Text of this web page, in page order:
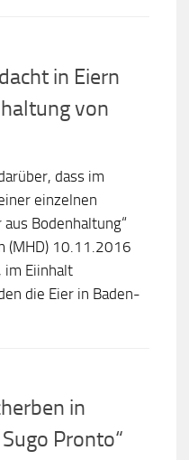
in Eiern
von
dass im
einzelnen
Bodenhaltung“
(MHD) 10.11.2016
im Eiinhalt
die Eier in Baden-
in
Pronto“